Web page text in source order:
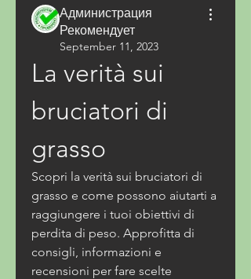
Администрация
Рекомендует
September 11, 2023
La verità sui
bruciatori di
grasso
Scopri la verità sui bruciatori di
grasso e come possono aiutarti a
raggiungere i tuoi obiettivi di
perdita di peso. Approfitta di
consigli, informazioni e
recensioni per fare scelte